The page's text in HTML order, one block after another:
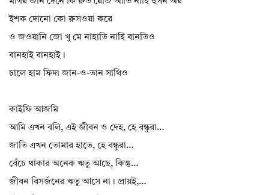
ইশক দোনো কো রুসওয়া করে
ও জওয়ানি জো খু মে নাহাতি নাহি বানতিও
বানহাই বানহাই।
চালে হাম ফিদা জান-ও-তান সাথিও
কাইফি আজমি
আমি এখন বলি, এই জীবন ও দেহ, হে বন্ধুরা…
জাতি এখন তোমার হাতে, হে বন্ধুরা…
বেঁচে থাকার অনেক ঋতু আছে, কিন্তু…
জীবন বিসর্জনের ঋতু আসে না। প্রায়ই,…